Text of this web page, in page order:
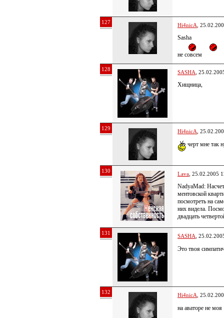
127 Hi4nicA ,
Sasha
не совсем
128 SASHA ,
Хищница,
129 Hi4nicA ,
черт мне так
130 Lava , 25.02.2005
NadyaMad:
ментовской
посмотреть на
них видела.
двадцать
131 SASHA ,
Это твоя
132 Hi4nicA ,
на аваторе не моя